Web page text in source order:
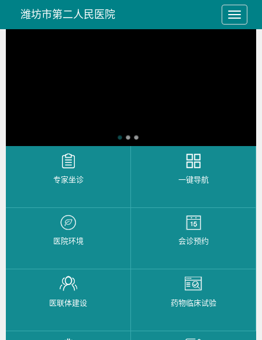
潍坊市第二人民医院
专家坐诊 一键导航
医院环境 会诊预约
医联体建设 药物临床试验